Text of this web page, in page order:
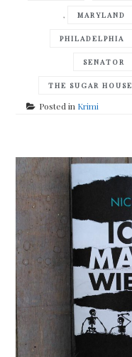
, MARYLAND
PHILADELPHIA
SENATOR
THE SUGAR HOUSE
Posted in Krimi